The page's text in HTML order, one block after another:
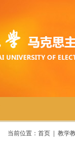
当前位置： 首页 教学